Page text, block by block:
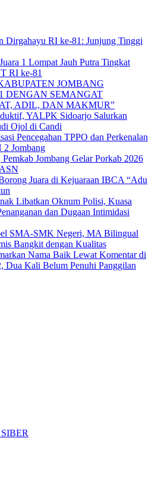
Dirgahayu RI ke-81: Junjung Tinggi
1 Lompat Jauh Putra Tingkat
RI ke-81
JOMBANG
DENGAN SEMANGAT
ADIL, DAN MAKMUR”
YALPK Sidoarjo Salurkan
Ojol di Candi
Pencegahan TPPO dan Perkenalan
Jombang
Jombang Gelar Porkab 2026
Juara di Kejuaraan IBCA “Adu
Libatkan Oknum Polisi, Kuasa
dan Dugaan Intimidasi
SMA-SMK Negeri, MA Bilingual
Bangkit dengan Kualitas
Nama Baik Lewat Komentar di
Dua Kali Belum Penuhi Panggilan